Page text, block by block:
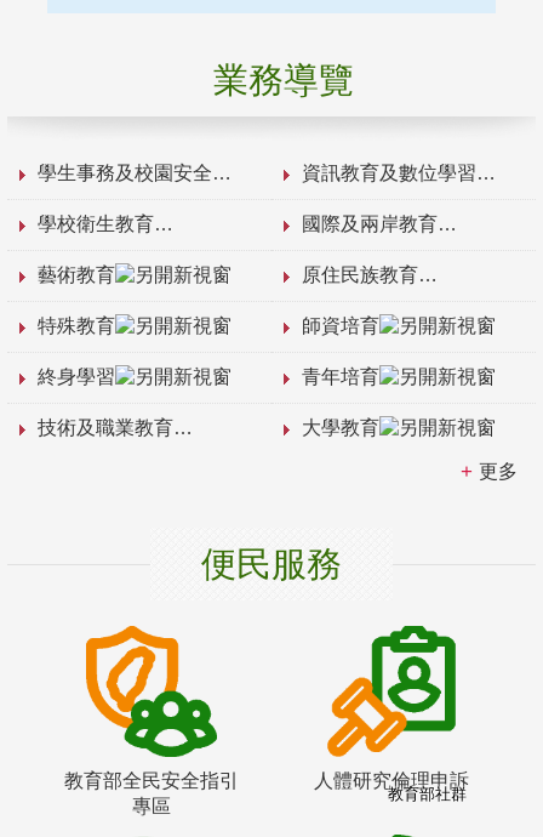
業務導覽
學生事務及校園安全 資訊教育及數位學習
學校衛生教育 國際及兩岸教育
藝術教育 原住民族教育
特殊教育 師資培育
終身學習 青年培育
技術及職業教育 大學教育
更多
便民服務
教育部全民安全指引
專區
人體研究倫理申訴
教育部社群